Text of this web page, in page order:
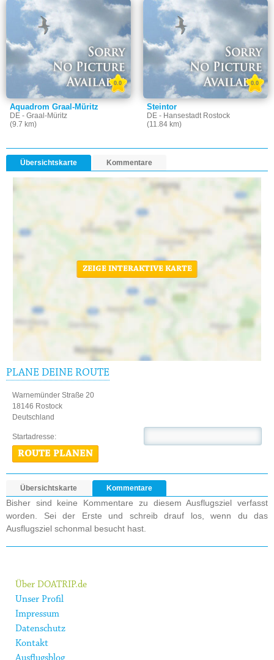
Aquadrom Graal-Müritz
DE - Graal-Müritz
(9.7 km)
0.0
Steintor
DE - Hansestadt Rostock
(11.84 km)
0.0
Übersichtskarte Kommentare
ZEIGE INTERAKTIVE KARTE
PLANE DEINE ROUTE
Warnemünder Straße 20
18146 Rostock
Deutschland
Startadresse:
ROUTE PLANEN
Übersichtskarte Kommentare
Bisher sind keine Kommentare zu diesem Ausflugsziel verfasst
worden. Sei der Erste und schreib drauf los, wenn du das
Ausflugsziel schonmal besucht hast.
Über DOATRIP.de
Unser Profil
Impressum
Datenschutz
Kontakt